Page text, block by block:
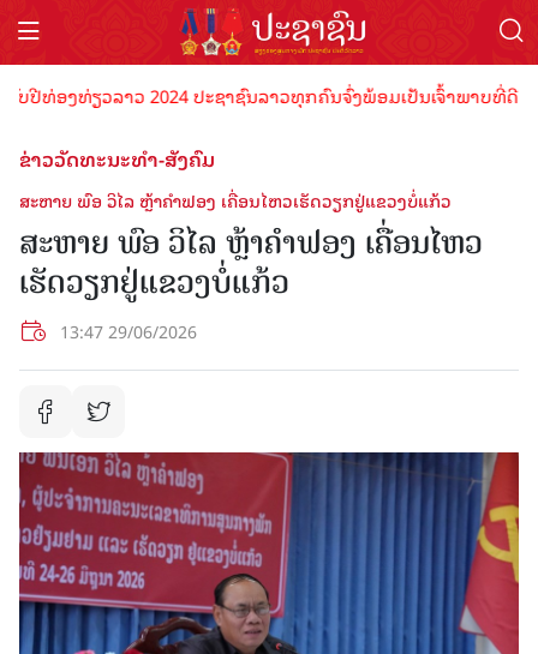
ອງທ່ຽວລາວ 2024 ປະຊາຊົນລາວທຸກຄົນຈົ່ງພ້ອມເປັນເຈົ້າພາບທີ່ດີ ຕ້ອ
ຂ່າວວັດທະນະທຳ-ສັງຄົມ
ສະຫາຍ ພົອ ວິໄລ ຫຼ້າຄໍາຟອງ ເຄື່ອນໄຫວເຮັດວຽກຢູ່ແຂວງບໍ່ແກ້ວ
ສະຫາຍ ພົອ ວິໄລ ຫຼ້າຄໍາຟອງ ເຄື່ອນໄຫວ
ເຮັດວຽກຢູ່ແຂວງບໍ່ແກ້ວ
13:47 29/06/2026